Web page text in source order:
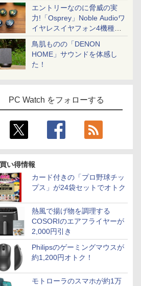
エントリーなのに脅威の実
力!「Osprey」Noble Audioワ
イヤレスイヤフォン4機種を
一気に聴く
鳥肌ものの「DENON
HOME」サウンドを体感し
た！
PC Watch をフォローする
い得情報
カード付きの「プロ野球チッ
プス」が24袋セットでオトク
熱風で揚げ物を調理する
COSORIのエアフライヤーが
2,000円引き
Philipsのゲーミングマウスが
約1,200円オトク！
モトローラのスマホが約1万